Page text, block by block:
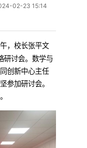
02-23 15:14
，校长张平文
研讨会。数学与
创新中心主任
参加研讨会。